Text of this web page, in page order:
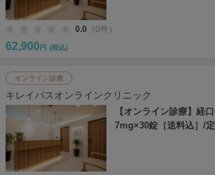
0.0 （0件）
62,900 円 (税込)
オンライン診療
キレイパスオンラインクリニック
【オンライン診療】経
7mg×30錠［送料込］/